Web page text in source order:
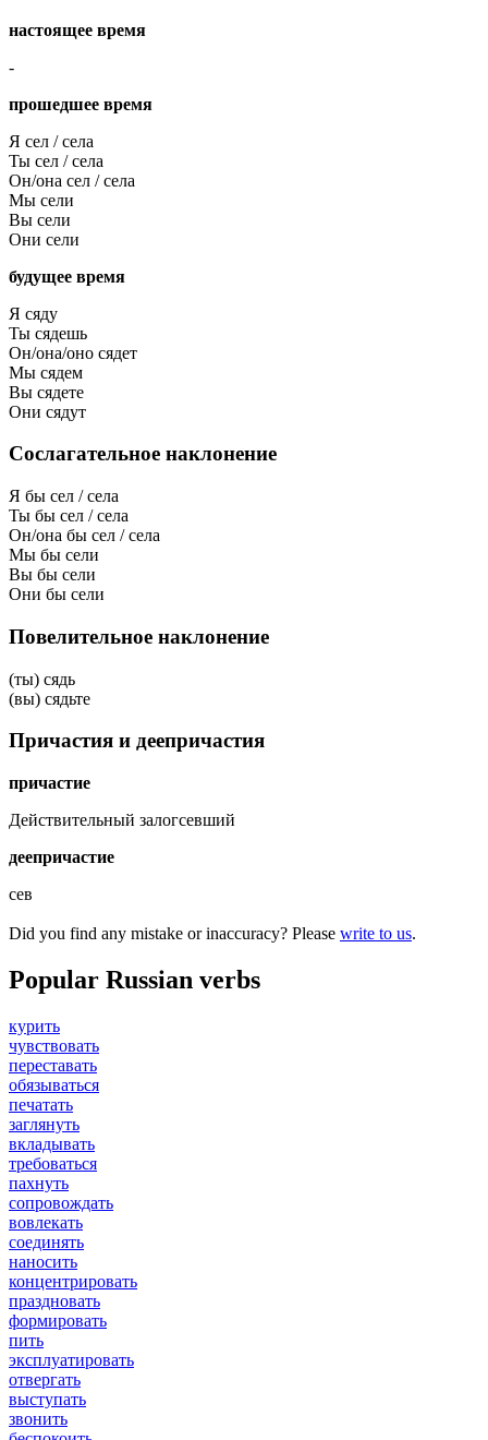
настоящее время
-
прошедшее время
Я сел / села
Ты сел / села
Он/она сел / села
Мы сели
Вы сели
Они сели
будущее время
Я сяду
Ты сядешь
Он/она/оно сядет
Мы сядем
Вы сядете
Они сядут
Сослагательное наклонение
Я бы сел / села
Ты бы сел / села
Он/она бы сел / села
Мы бы сели
Вы бы сели
Они бы сели
Повелительное наклонение
(ты) сядь
(вы) сядьте
Причастия и деепричастия
причастие
Действительный залогсевший
деепричастие
сев
Did you find any mistake or inaccuracy? Please write to us.
Popular Russian verbs
курить
чувствовать
переставать
обязываться
печатать
заглянуть
вкладывать
требоваться
пахнуть
сопровождать
вовлекать
соединять
наносить
концентрировать
праздновать
формировать
пить
эксплуатировать
отвергать
выступать
звонить